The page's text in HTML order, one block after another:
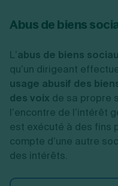
Abus de biens
L’abus de biens
qu’un dirigeant
usage abusif des
des voix de sa propre
l’encontre de l’intérêt
est exécuté à des fins
compte d’une autre
des intérêts.